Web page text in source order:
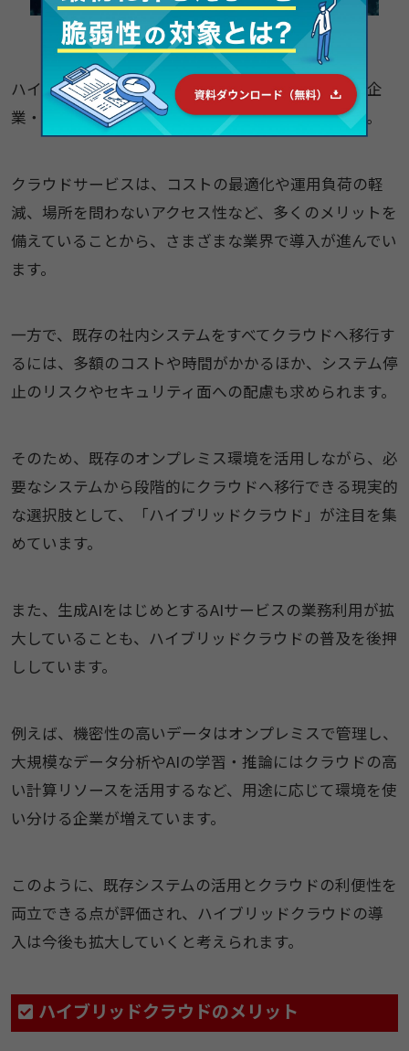
ハイブリッドクラウドが注目されている背景には、企
業・組織におけるクラウドシフトの加速があります。
クラウドサービスは、コストの最適化や運用負荷の軽
減、場所を問わないアクセス性など、多くのメリットを
備えていることから、さまざまな業界で導入が進んでい
ます。
一方で、既存の社内システムをすべてクラウドへ移行す
るには、多額のコストや時間がかかるほか、システム停
止のリスクやセキュリティ面への配慮も求められます。
そのため、既存のオンプレミス環境を活用しながら、必
要なシステムから段階的にクラウドへ移行できる現実的
な選択肢として、「ハイブリッドクラウド」が注目を集
めています。
また、生成AIをはじめとするAIサービスの業務利用が拡
大していることも、ハイブリッドクラウドの普及を後押
ししています。
例えば、機密性の高いデータはオンプレミスで管理し、
大規模なデータ分析やAIの学習・推論にはクラウドの高
い計算リソースを活用するなど、用途に応じて環境を使
い分ける企業が増えています。
このように、既存システムの活用とクラウドの利便性を
両立できる点が評価され、ハイブリッドクラウドの導
入は今後も拡大していくと考えられます。
ハイブリッドクラウドのメリット